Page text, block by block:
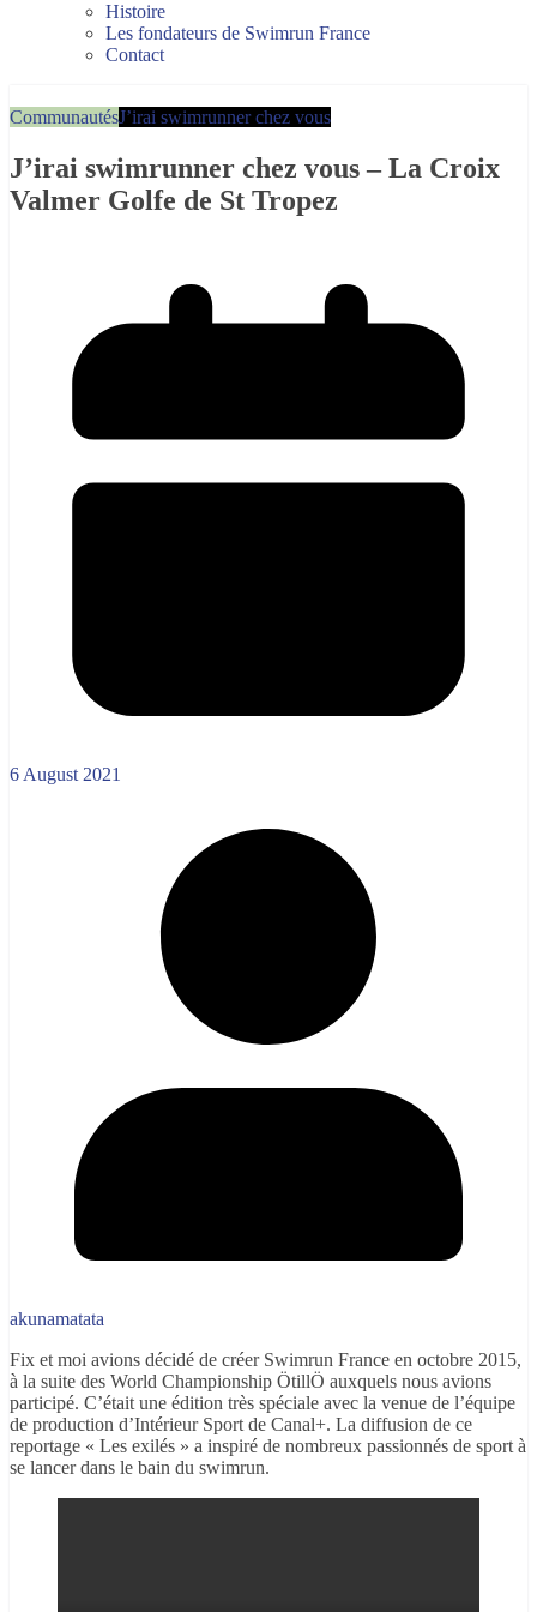
Histoire
Les fondateurs de Swimrun France
Contact
CommunautésJ’irai swimrunner chez vous
J’irai swimrunner chez vous – La Croix
Valmer Golfe de St Tropez
6 August 2021
akunamatata
Fix et moi avions décidé de créer Swimrun France en octobre 2015,
à la suite des World Championship ÖtillÖ auxquels nous avions
participé. C’était une édition très spéciale avec la venue de l’équipe
de production d’Intérieur Sport de Canal+. La diffusion de ce
reportage « Les exilés » a inspiré de nombreux passionnés de sport à
se lancer dans le bain du swimrun.